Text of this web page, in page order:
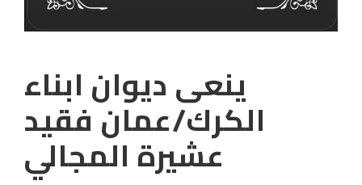
ينعى ديوان ابناء
الكرك/عمان فقيد
عشيرة المجالي